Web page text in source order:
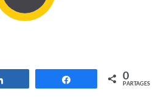
Partagez 0
PARTAGES